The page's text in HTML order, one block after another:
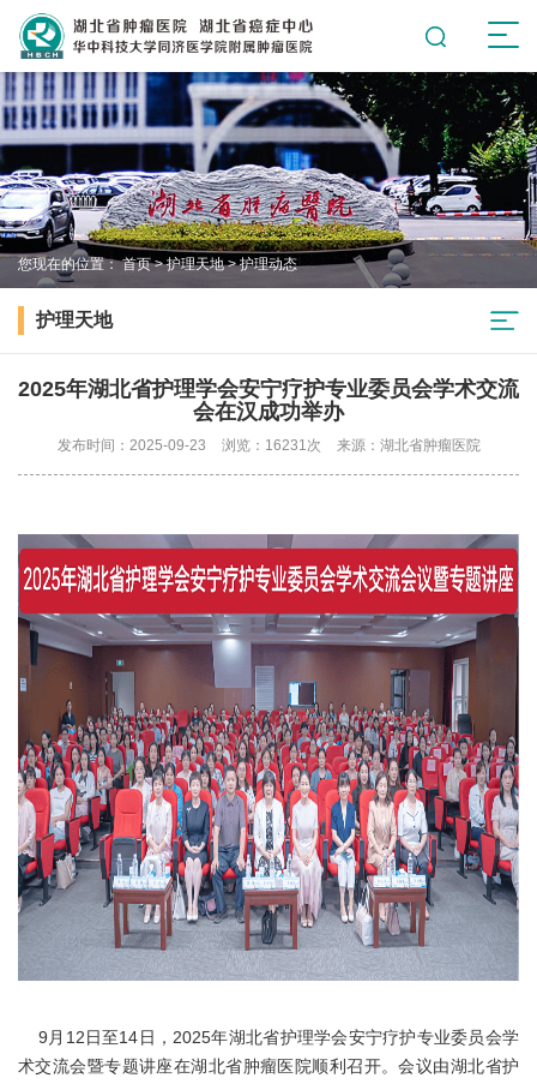
您现在的位置： 首页>护理天地>护理动态
护理天地
2025年湖北省护理学会安宁疗护专业委员会学术交流
会在汉成功举办
发布时间：2025-09-23 浏览：16231次 来源：湖北省肿瘤医院
9月12日至14日，2025年湖北省护理学会安宁疗护专业委员会学
术交流会暨专题讲座在湖北省肿瘤医院顺利召开。会议由湖北省护